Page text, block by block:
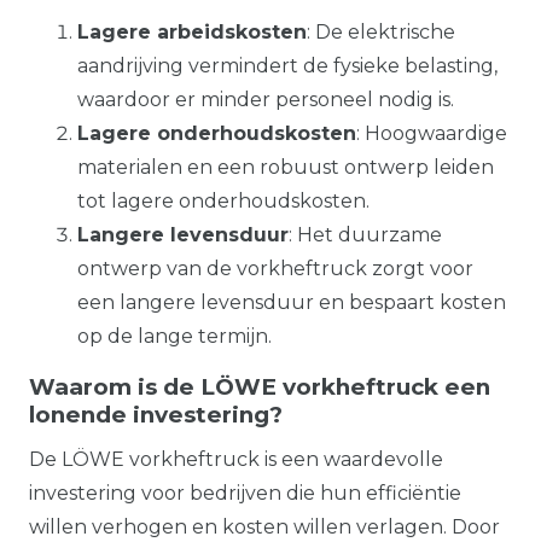
Lagere arbeidskosten: De elektrische
aandrijving vermindert de fysieke belasting,
waardoor er minder personeel nodig is.
Lagere onderhoudskosten: Hoogwaardige
materialen en een robuust ontwerp leiden
tot lagere onderhoudskosten.
Langere levensduur: Het duurzame
ontwerp van de vorkheftruck zorgt voor
een langere levensduur en bespaart kosten
op de lange termijn.
Waarom is de LÖWE vorkheftruck een
lonende investering?
De LÖWE vorkheftruck is een waardevolle
investering voor bedrijven die hun efficiëntie
willen verhogen en kosten willen verlagen. Door